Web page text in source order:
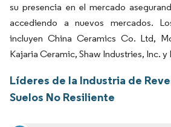
su presencia en el mercado
accediendo a nuevos mercados.
incluyen China Ceramics Co. Ltd,
Kajaria Ceramic, Shaw Industries, Inc. y
Líderes de la Industria de
Suelos No Resiliente